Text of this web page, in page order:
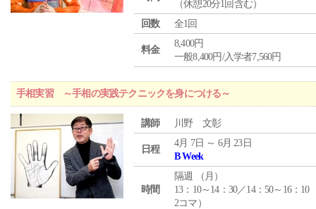
（休憩20分1回含む）
回数
全1回
料金
8,400円
一般8,400円/入学者7,560円
手相実習 ～手相の実践テクニックを身につける～
講師 川野 文彰
日程
4月 7日 ～ 6月 23日
B Week
時間
隔週 （ 月 ）
13：10～14：30／14：50～16：10
2コマ）